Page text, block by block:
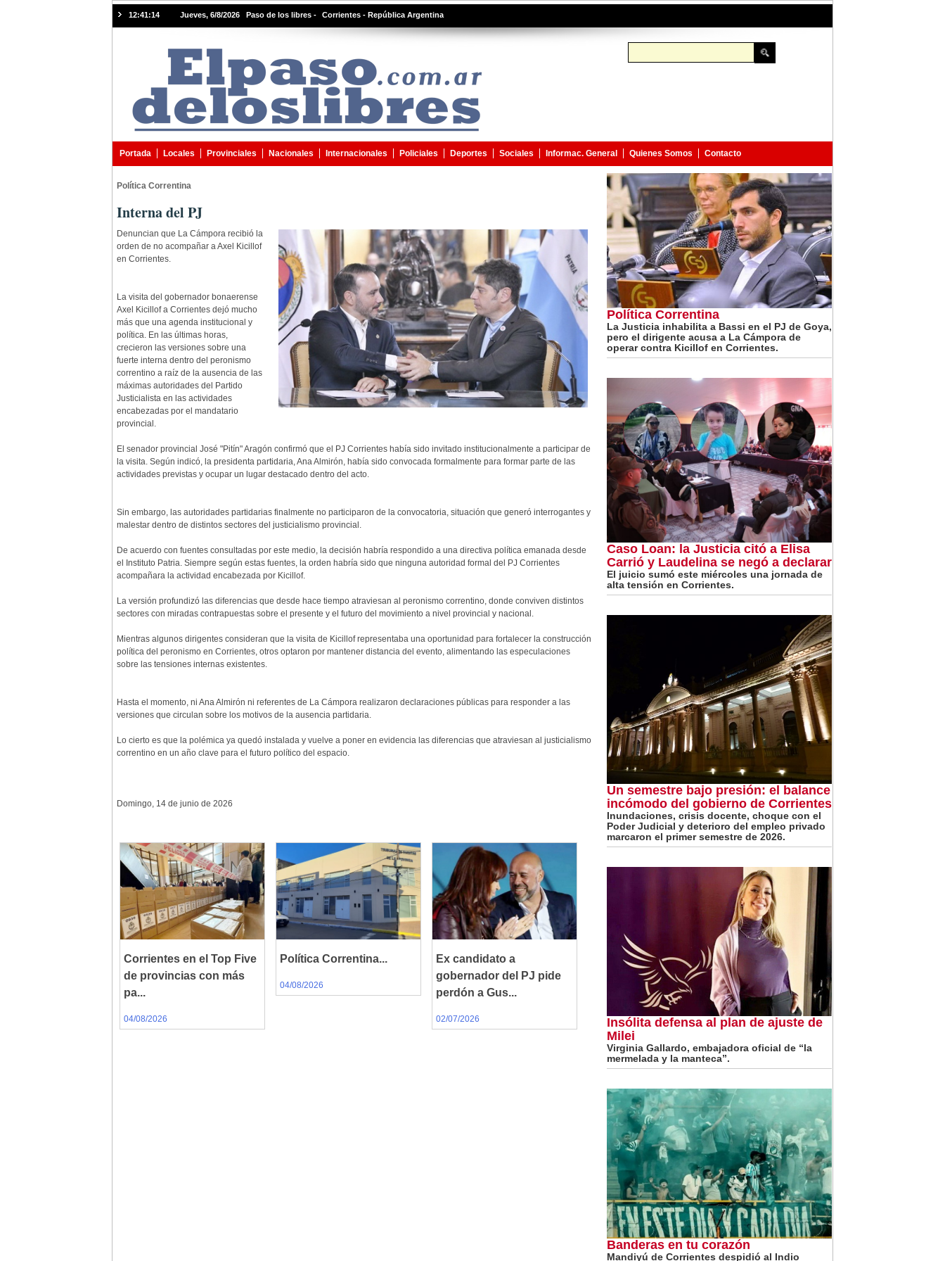
12:41:15 Jueves, 6/8/2026 Paso de los libres - Corrientes - República Argentina
Portada Locales Provinciales Nacionales Internacionales Policiales Deportes Sociales Informac. General Quienes Somos Contacto
Política Correntina
Interna del PJ
Denuncian que La Cámpora recibió la
orden de no acompañar a Axel Kicillof
en Corrientes.
La visita del gobernador bonaerense
Axel Kicillof a Corrientes dejó mucho
más que una agenda institucional y
política. En las últimas horas,
crecieron las versiones sobre una
fuerte interna dentro del peronismo
correntino a raíz de la ausencia de las
máximas autoridades del Partido
Justicialista en las actividades
encabezadas por el mandatario
provincial.
El senador provincial José "Pitín" Aragón confirmó que el PJ Corrientes había sido invitado institucionalmente a participar de
la visita. Según indicó, la presidenta partidaria, Ana Almirón, había sido convocada formalmente para formar parte de las
actividades previstas y ocupar un lugar destacado dentro del acto.
Sin embargo, las autoridades partidarias finalmente no participaron de la convocatoria, situación que generó interrogantes y
malestar dentro de distintos sectores del justicialismo provincial.
De acuerdo con fuentes consultadas por este medio, la decisión habría respondido a una directiva política emanada desde
el Instituto Patria. Siempre según estas fuentes, la orden habría sido que ninguna autoridad formal del PJ Corrientes
acompañara la actividad encabezada por Kicillof.
La versión profundizó las diferencias que desde hace tiempo atraviesan al peronismo correntino, donde conviven distintos
sectores con miradas contrapuestas sobre el presente y el futuro del movimiento a nivel provincial y nacional.
Mientras algunos dirigentes consideran que la visita de Kicillof representaba una oportunidad para fortalecer la construcción
política del peronismo en Corrientes, otros optaron por mantener distancia del evento, alimentando las especulaciones
sobre las tensiones internas existentes.
Hasta el momento, ni Ana Almirón ni referentes de La Cámpora realizaron declaraciones públicas para responder a las
versiones que circulan sobre los motivos de la ausencia partidaria.
Lo cierto es que la polémica ya quedó instalada y vuelve a poner en evidencia las diferencias que atraviesan al justicialismo
correntino en un año clave para el futuro político del espacio.
Domingo, 14 de junio de 2026
Corrientes en el Top Five
de provincias con más
pa...
04/08/2026
Política Correntina...
04/08/2026
Ex candidato a
gobernador del PJ pide
perdón a Gus...
02/07/2026
Política Correntina
La Justicia inhabilita a Bassi en el PJ de Goya,
pero el dirigente acusa a La Cámpora de
operar contra Kicillof en Corrientes.
Caso Loan: la Justicia citó a Elisa
Carrió y Laudelina se negó a declarar
El juicio sumó este miércoles una jornada de
alta tensión en Corrientes.
Un semestre bajo presión: el balance
incómodo del gobierno de Corrientes
Inundaciones, crisis docente, choque con el
Poder Judicial y deterioro del empleo privado
marcaron el primer semestre de 2026.
Insólita defensa al plan de ajuste de
Milei
Virginia Gallardo, embajadora oficial de “la
mermelada y la manteca”.
Banderas en tu corazón
Mandiyú de Corrientes despidió al Indio